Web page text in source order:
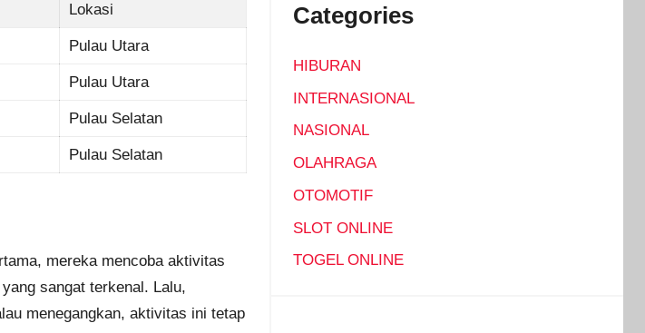
Lokasi
Pulau Utara
Pulau Utara
Pulau Selatan
Pulau Selatan
mereka mencoba aktivitas
sangat terkenal. Lalu,
menegangkan, aktivitas ini tetap
Categories
HIBURAN
INTERNASIONAL
NASIONAL
OLAHRAGA
OTOMOTIF
SLOT ONLINE
TOGEL ONLINE